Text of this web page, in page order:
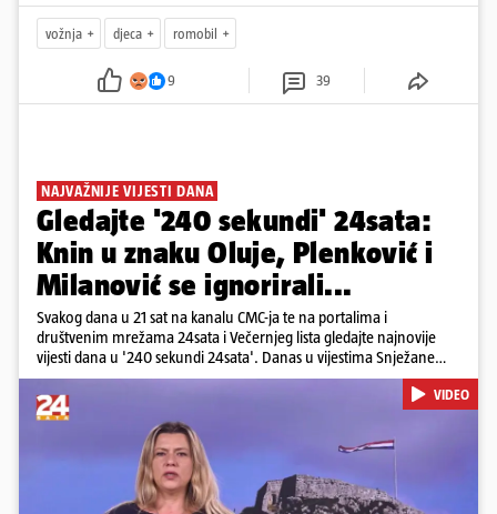
vožnja djeca romobil
9 39
NAJVAŽNIJE VIJESTI DANA
Gledajte '240 sekundi' 24sata:
Knin u znaku Oluje, Plenković i
Milanović se ignorirali...
Svakog dana u 21 sat na kanalu CMC-ja te na portalima i
društvenim mrežama 24sata i Večernjeg lista gledajte najnovije
vijesti dana u '240 sekundi 24sata'. Danas u vijestima Snježane
Krnetić: Hrvatska je obilježila 31. obljetnicu Oluje, a pažnju je
privuklo ignoriranje predsjednika Zorana Milanovića i premijera
Andreja Plenkovića u Kninu. Donosimo i detalje o većim
braniteljskim mirovinama, apelu obitelji Hrvata u komi u Irskoj,
upozorenjima nakon nove tragedije na električnom romobilu te
smanjenju proizvodnje u nuklearnoj elektrani Krško.
VIDEO